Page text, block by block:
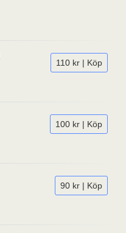
110 kr | Köp
100 kr | Köp
90 kr | Köp